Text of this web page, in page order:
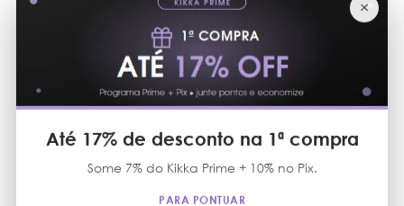
Produtos
excelentes.
Veridiane P.
A experiência de
comprar no outlet
solidário é sempre
excelentes,
atendimento
Andressa S
×
Até 17% de desconto na 1ª compra
Some 7% do Kikka Prime + 10% no Pix.
PARA PONTUAR